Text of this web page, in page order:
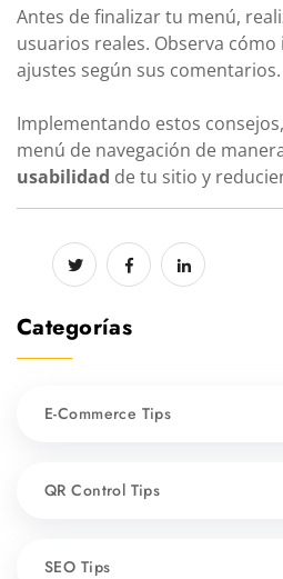
Antes de finalizar tu menú,
usuarios reales. Observa
ajustes según sus comentarios.
Implementando estos
menú de navegación de
usabilidad de tu sitio y
Categorías
E-Commerce Tips
QR Control Tips
SEO Tips